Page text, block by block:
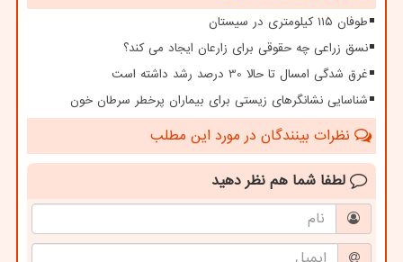
طوفان ۱۱۵ کیلومتری در سیستان
نسق زراعی چه حقوقی برای زارعان ایجاد می کند؟
غرق شدگی امسال تا حالا 30 درصد رشد داشته است
شناسایی نشانگرهای زیستی برای بیماران پرخطر سرطان خون
نظرات بینندگان در مورد این مطلب
لطفا شما هم نظر دهید